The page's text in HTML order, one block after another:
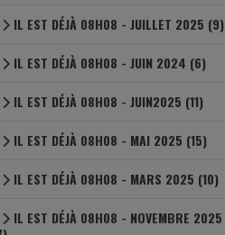
IL EST DÉJÀ 08H08 - JUILLET 2025 (9)
IL EST DÉJÀ 08H08 - JUIN 2024 (6)
IL EST DÉJÀ 08H08 - JUIN2025 (11)
IL EST DÉJÀ 08H08 - MAI 2025 (15)
IL EST DÉJÀ 08H08 - MARS 2025 (10)
IL EST DÉJÀ 08H08 - NOVEMBRE 2025